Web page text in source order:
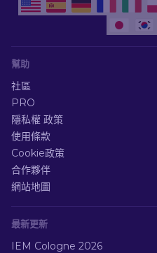
幫助
社區
PRO
隱私權 政策
使用條款
Cookie政策
合作夥伴
網站地圖
最新更新
IEM Cologne 2026